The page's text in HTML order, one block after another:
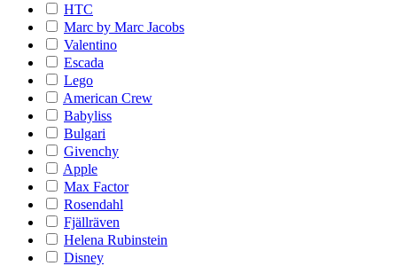
HTC
Marc by Marc Jacobs
Valentino
Escada
Lego
American Crew
Babyliss
Bulgari
Givenchy
Apple
Max Factor
Rosendahl
Fjällräven
Helena Rubinstein
Disney